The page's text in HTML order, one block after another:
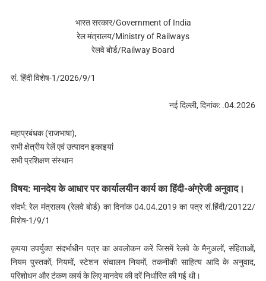
भारत सरकार/Government of India
रेल मंत्रालय/Ministry of Railways
रेलवे बोर्ड/Railway Board
सं. हिंदी विशेष-1/2026/9/1
नई दिल्ली, दिनांक: .04.2026
महाप्रबंधक (राजभाषा),
सभी क्षेत्रीय रेलें एवं उत्पादन इकाइयां
सभी प्रशिक्षण संस्थान
विषय: मानदेय के आधार पर कार्यालयीन कार्य का हिंदी-अंग्रेजी अनुवाद।
संदर्भ: रेल मंत्रालय (रेलवे बोर्ड) का दिनांक 04.04.2019 का पत्र सं.हिंदी/20122/
विशेष-1/9/1
कृपया उपर्युक्त संदर्भाधीन पत्र का अवलोकन करें जिसमें रेलवे के मैनुअलों, संहिताओं,
नियम पुस्तकों, नियमों, स्टेशन संचालन नियमों, तकनीकी साहित्य आदि के अनुवाद,
परिशोधन और टंकण कार्य के लिए मानदेय की दरें निर्धारित की गई थी।